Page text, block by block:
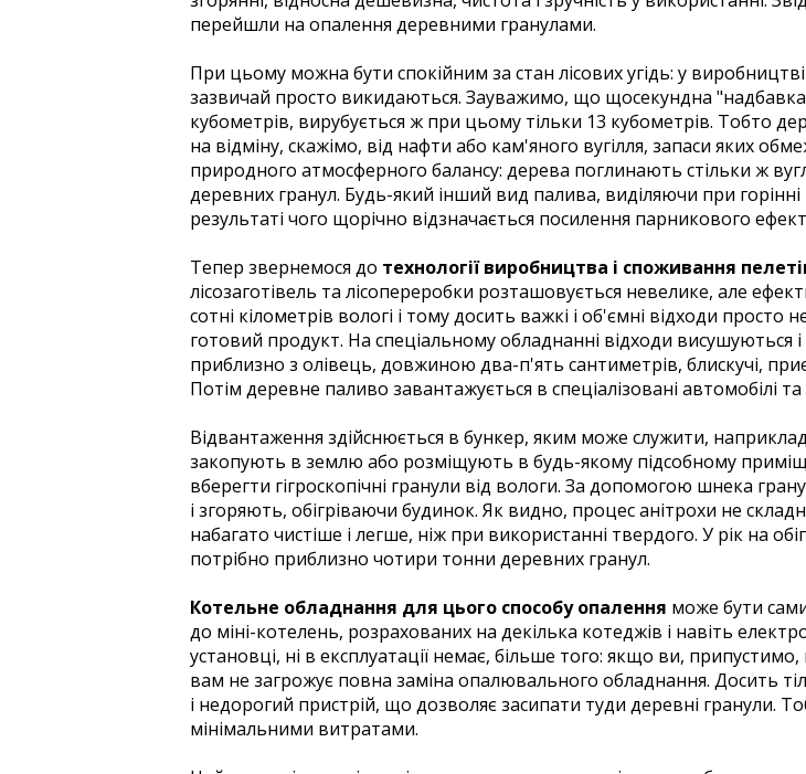
перейшли на опалення деревними гранулами.
При цьому можна бути спокійним за стан лісових угідь: у
зазвичай просто викидаються. Зауважимо, що щосекундна "надбавка у
кубометрів, вирубується ж при цьому тільки 13 кубометрів. Тобто
на відміну, скажімо, від нафти або кам'яного вугілля, запаси яких
природного атмосферного балансу: дерева поглинають стільки ж
деревних гранул. Будь-який інший вид палива, виділяючи при
результаті чого щорічно відзначається посилення парникового
Тепер звернемося до технології виробництва і споживання
лісозаготівель та лісопереробки розташовується невелике, але
сотні кілометрів вологі і тому досить важкі і об'ємні відходи
готовий продукт. На спеціальному обладнанні відходи
приблизно з олівець, довжиною два-п'ять сантиметрів, блискучі,
Потім деревне паливо завантажується в спеціалізовані автомобілі
Відвантаження здійснюється в бункер, яким може служити,
закопують в землю або розміщують в будь-якому підсобному
вберегти гігроскопічні гранули від вологи. За допомогою шнека
і згоряють, обігріваючи будинок. Як видно, процес анітрохи не
набагато чистіше і легше, ніж при використанні твердого. У рік на
потрібно приблизно чотири тонни деревних гранул.
Котельне обладнання для цього способу опалення може бути
до міні-котелень, розрахованих на декілька котеджів і навіть
установці, ні в експлуатації немає, більше того: якщо ви,
вам не загрожує повна заміна опалювального обладнання. Досить
і недорогий пристрій, що дозволяє засипати туди деревні гранули.
мінімальними витратами.